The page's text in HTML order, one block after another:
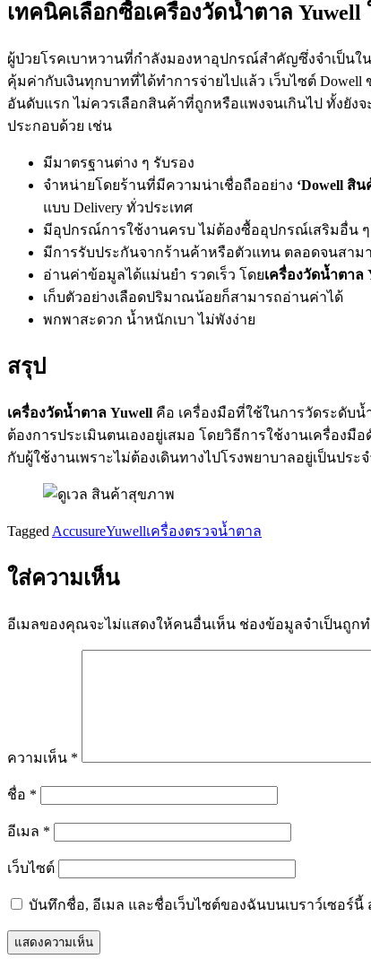
เทคนิคเลือกซื้อเครื่องวัดน้ำตาล
ผู้ป่วยโรคเบาหวานที่กำลังมองหาอุปกรณ์สำคัญซึ่งจำเป็นใ
คุ้มค่ากับเงินทุกบาทที่ได้ทำการจ่ายไปแล้ว เว็บไซต์
อันดับแรก ไม่ควรเลือกสินค้าที่ถูกหรือแพงจนเกินไป ทั้งยัง
ประกอบด้วย เช่น
มีมาตรฐานต่าง ๆ รับรอง
จำหน่ายโดยร้านที่มีความน่าเชื่อถืออย่าง ‘Dowell สิ
แบบ Delivery ทั่วประเทศ
มีอุปกรณ์การใช้งานครบ ไม่ต้องซื้ออุปกรณ์เสริมอื่น ๆ
มีการรับประกันจากร้านค้าหรือตัวแทน ตลอดจนสา
อ่านค่าข้อมูลได้แม่นยำ รวดเร็ว โดยเครื่องวัดน้ำตาล
เก็บตัวอย่างเลือดปริมาณน้อยก็สามารถอ่านค่าได้
พกพาสะดวก น้ำหนักเบา ไม่พังง่าย
สรุป
เครื่องวัดน้ำตาล Yuwell คือ เครื่องมือที่ใช้ในการวัดระดับ
ต้องการประเมินตนเองอยู่เสมอ โดยวิธีการใช้งานเครื่อง
กับผู้ใช้งานเพราะไม่ต้องเดินทางไปโรงพยาบาลอยู่เป็นประ
Tagged AccusureYuwellเครื่องตรวจน้ำตาล
ใส่ความเห็น
อีเมลของคุณจะไม่แสดงให้คนอื่นเห็น ช่องข้อมูลจำเป็นถูก
ความเห็น *
ชื่อ *
อีเมล *
เว็บไซต์
บันทึกชื่อ, อีเมล และชื่อเว็บไซต์ของฉันบนเบราว์เซอร์